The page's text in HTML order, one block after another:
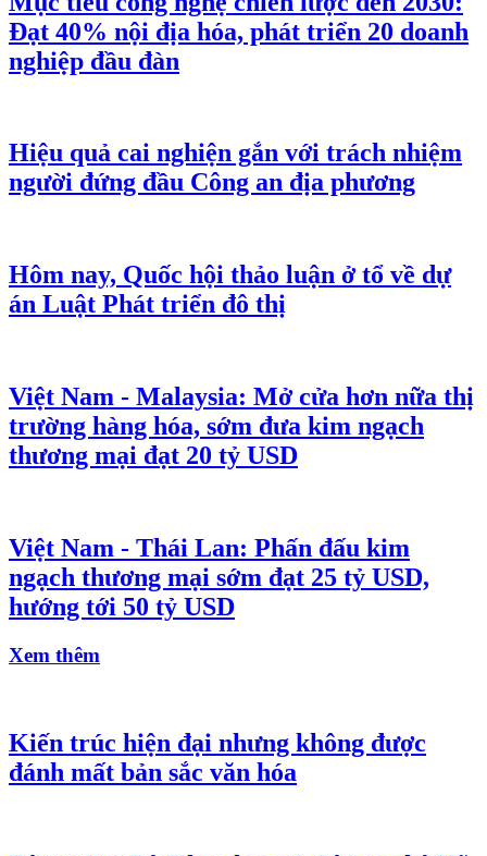
Đạt 40% nội địa hóa, phát triển 20 doanh
nghiệp đầu đàn
Hiệu quả cai nghiện gắn với trách nhiệm
người đứng đầu Công an địa phương
Hôm nay, Quốc hội thảo luận ở tổ về dự
án Luật Phát triển đô thị
Việt Nam - Malaysia: Mở cửa hơn nữa thị
trường hàng hóa, sớm đưa kim ngạch
thương mại đạt 20 tỷ USD
Việt Nam - Thái Lan: Phấn đấu kim
ngạch thương mại sớm đạt 25 tỷ USD,
hướng tới 50 tỷ USD
Xem thêm
Kiến trúc hiện đại nhưng không được
đánh mất bản sắc văn hóa